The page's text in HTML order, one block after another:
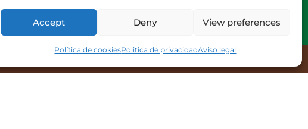
Accept Deny View preferences
Política de cookiesPolitica de privacidadAviso legal
18:30 hrs.